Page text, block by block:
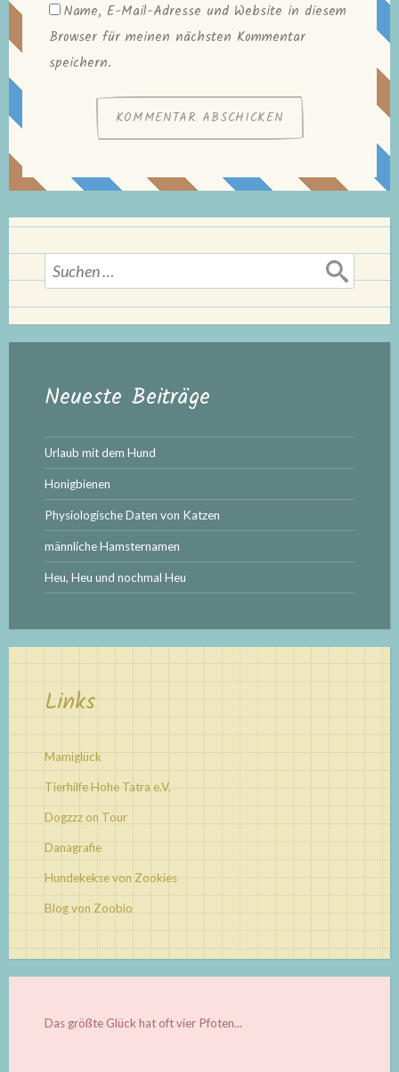
Name, E-Mail-Adresse und Website in diesem
Browser für meinen nächsten Kommentar
speichern.
Suchen
nach:
Neueste Beiträge
Urlaub mit dem Hund
Honigbienen
Physiologische Daten von Katzen
männliche Hamsternamen
Heu, Heu und nochmal Heu
Links
Mamiglück
Tierhilfe Hohe Tatra e.V.
Dogzzz on Tour
Danagrafie
Hundekekse von Zookies
Blog von Zoobio
Das größte Glück hat oft vier Pfoten...